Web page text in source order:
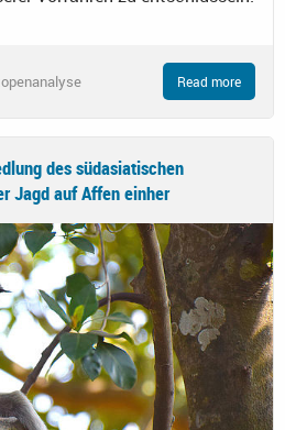
Read more
des südasiatischen
Jagd auf Affen einher